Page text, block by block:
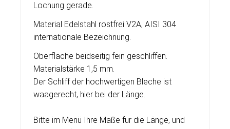
Lochung gerade.
Material Edelstahl rostfrei V2A, AISI 304
internationale Bezeichnung.
Oberfläche beidseitig fein geschliffen.
Materialstärke 1,5 mm.
Der Schliff der hochwertigen Bleche ist
waagerecht, hier bei der Länge.
Bitte im Menü Ihre Maße für die Länge, und